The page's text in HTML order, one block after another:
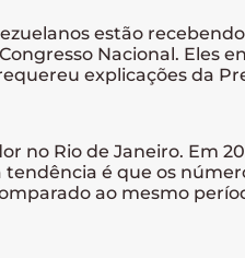
estão
Nacional. Eles
explicações da
Rio de Janeiro. Em
tendência é que os
ao mesmo